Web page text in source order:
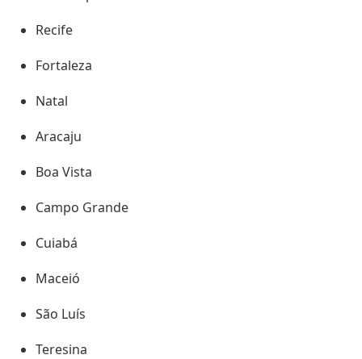
Recife
Fortaleza
Natal
Aracaju
Boa Vista
Campo Grande
Cuiabá
Maceió
São Luís
Teresina